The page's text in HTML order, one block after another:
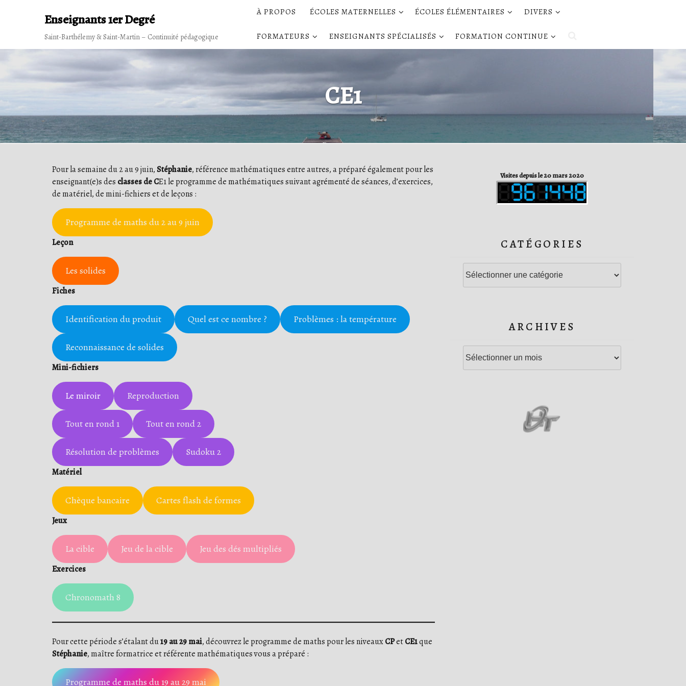
Enseignants 1er Degré
Saint-Barthélemy & Saint-Martin – Continuité pédagogique
À PROPOS ÉCOLES MATERNELLES ÉCOLES ÉLÉMENTAIRES DIVERS
FORMATEURS ENSEIGNANTS SPÉCIALISÉS FORMATION CONTINUE
CE1
Pour la semaine du 2 au 9 juin,Stéphanie, référence mathématiques entre autres, a préparé également pour les
enseignant(e)s des classes de CE1 le programme de mathématiques suivant agrémenté de séances, d’exercices,
de matériel, de mini-fichiers et de leçons :
Programme de maths du 2 au 9 juin
Leçon
Les solides
Fiches
Identification du produit Quel est ce nombre ? Problèmes : la température
Reconnaissance de solides
Mini-fichiers
Le miroir Reproduction
Tout en rond 1 Tout en rond 2
Résolution de problèmes Sudoku 2
Matériel
Chèque bancaire Cartes flash de formes
Jeux
La cible Jeu de la cible Jeu des dés multipliés
Exercices
Chronomath 8
Pour cette période s’étalant du19 au 29 mai, découvrez le programme de maths pour les niveauxCPetCE1que
Stéphanie, maître formatrice et référente mathématiques vous a préparé :
Programme de maths du 19 au 29 mai
Visites depuis le 20 mars 2020
CATÉGORIES
ARCHIVES